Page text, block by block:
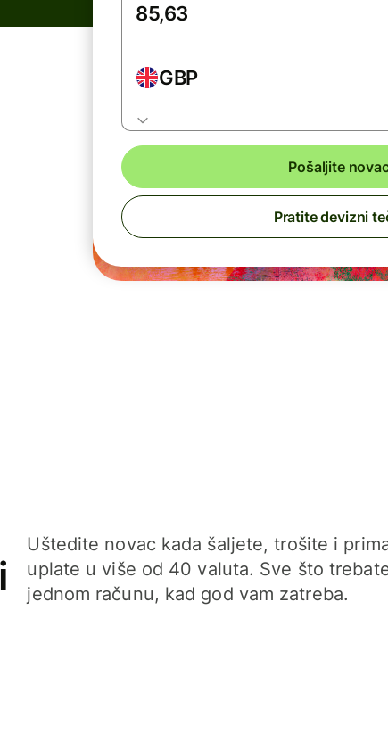
GBP
Pošaljite
Pratite devizni
Uštedite novac kada šaljete, trošite i
uplate u više od 40 valuta. Sve što
jednom računu, kad god vam zatreba.